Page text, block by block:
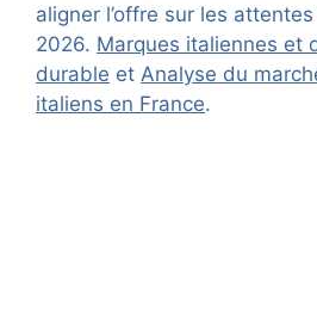
aligner l’offre sur les
2026. Marques italiennes et
durable et Analyse du
italiens en France.